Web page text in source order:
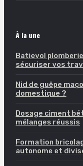
À la une
Batievol
sécuriser vos
Nid de guêpe
domestique ?
Dosage ciment
mélanges réussis
Formation
autonome et